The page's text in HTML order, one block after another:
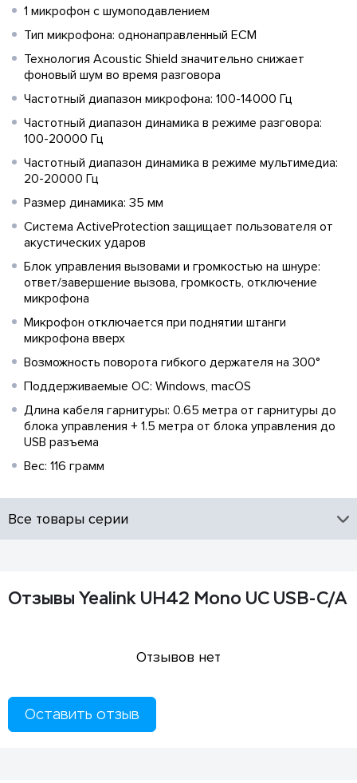
1 микрофон с шумоподавлением
Тип микрофона: однонаправленный ECM
Технология Acoustic Shield значительно снижает
фоновый шум во время разговора
Частотный диапазон микрофона: 100-14000 Гц
Частотный диапазон динамика в режиме разговора:
100-20000 Гц
Частотный диапазон динамика в режиме мультимедиа:
20-20000 Гц
Размер динамика: 35 мм
Система ActiveProtection защищает пользователя от
акустических ударов
Блок управления вызовами и громкостью на шнуре:
ответ/завершение вызова, громкость, отключение
микрофона
Микрофон отключается при поднятии штанги
микрофона вверх
Возможность поворота гибкого держателя на 300°
Поддерживаемые ОС: Windows, macOS
Длина кабеля гарнитуры: 0.65 метра от гарнитуры до
блока управления + 1.5 метра от блока управления до
USB разъема
Вес: 116 грамм
Все товары серии
Отзывы Yealink UH42 Mono UC USB-C/A
Отзывов нет
Оставить отзыв